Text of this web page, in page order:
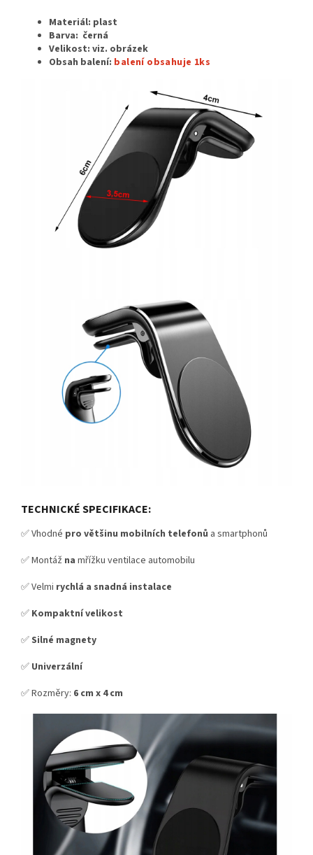
Materiál: plast
Barva: černá
Velikost: viz. obrázek
Obsah balení: balení obsahuje 1ks
TECHNICKÉ SPECIFIKACE:
✅ Vhodné pro většinu mobilních telefonů a smartphonů
✅ Montáž na mřížku ventilace automobilu
✅ Velmi rychlá a snadná instalace
✅ Kompaktní velikost
✅Silné magnety
✅ Univerzální
✅ Rozměry: 6 cm x 4 cm